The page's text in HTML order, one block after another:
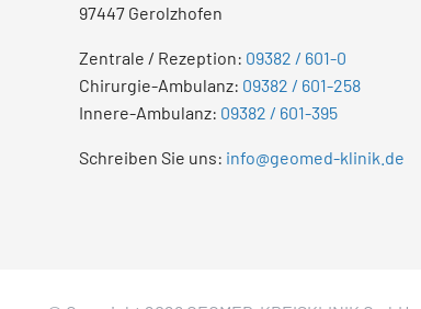
97447 Gerolzhofen
Zentrale / Rezeption: 09382 / 601-0
Chirurgie-Ambulanz: 09382 / 601-258
Innere-Ambulanz: 09382 / 601-395
Schreiben Sie uns: info@geomed-klinik.de